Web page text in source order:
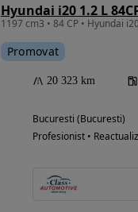
Hyundai i20 1.2 L
Promovat
20 323 km
Bucuresti (Bucuresti)
Profesionist •